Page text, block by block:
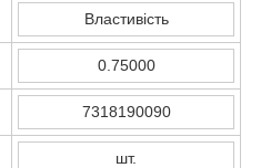
Властивість
0.75000
7318190090
шт.